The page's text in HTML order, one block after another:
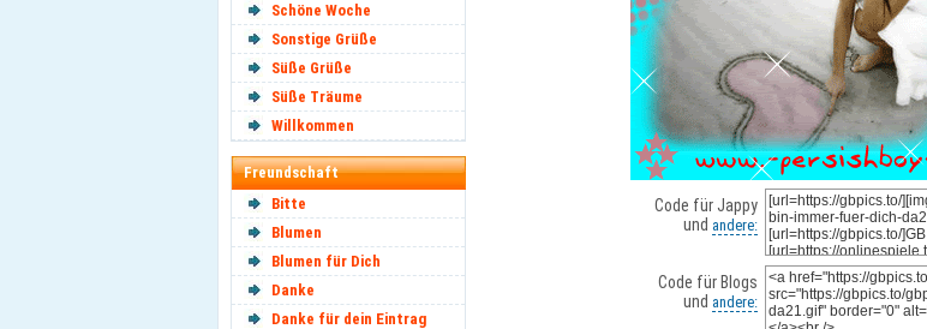
Schöne Woche
Sonstige Grüße
Süße Grüße
Süße Träume
Willkommen
Freundschaft
Bitte
Blumen
Blumen für Dich
Danke
Danke für dein Eintrag
Code für Jappy
und andere:
Code für Blogs
und andere: